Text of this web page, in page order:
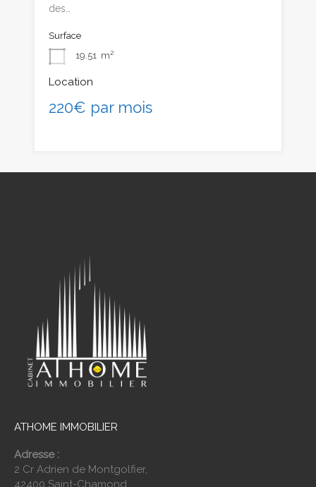
des…
Surface
19.51 m²
Location
220€ par mois
ATHOME IMMOBILIER
Adresse :
2 Cr Adrien de Montgolfier,
42400 Saint-Chamond